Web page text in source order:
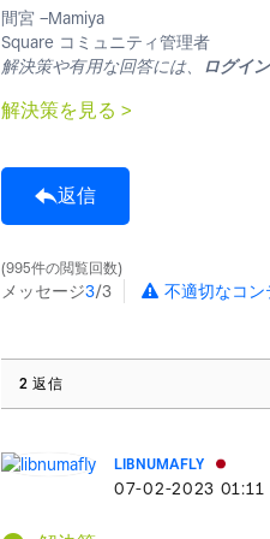
間宮 −Mamiya
Square コミュニティ管理者
解決策や有用な回答には、
ログイン
解決策を見る >
返信
995件の閲覧回数
メッセージ3/3 不適切なコ
2 返信
LIBNUMAFLY
‎07-02-2023 01:11